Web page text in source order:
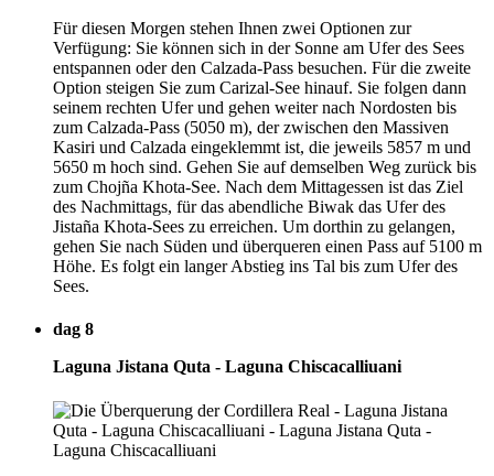
Für diesen Morgen stehen Ihnen zwei Optionen zur
Verfügung: Sie können sich in der Sonne am Ufer des Sees
entspannen oder den Calzada-Pass besuchen. Für die zweite
Option steigen Sie zum Carizal-See hinauf. Sie folgen dann
seinem rechten Ufer und gehen weiter nach Nordosten bis
zum Calzada-Pass (5050 m), der zwischen den Massiven
Kasiri und Calzada eingeklemmt ist, die jeweils 5857 m und
5650 m hoch sind. Gehen Sie auf demselben Weg zurück bis
zum Chojña Khota-See. Nach dem Mittagessen ist das Ziel
des Nachmittags, für das abendliche Biwak das Ufer des
Jistaña Khota-Sees zu erreichen. Um dorthin zu gelangen,
gehen Sie nach Süden und überqueren einen Pass auf 5100 m
Höhe. Es folgt ein langer Abstieg ins Tal bis zum Ufer des
Sees.
dag 8
Laguna Jistana Quta - Laguna Chiscacalliuani